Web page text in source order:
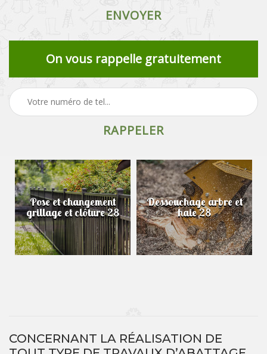
On vous rappelle gratuitement
Pose et changement
grillage et clôture 28
Dessouchage arbre et
haie 28
CONCERNANT LA RÉALISATION DE